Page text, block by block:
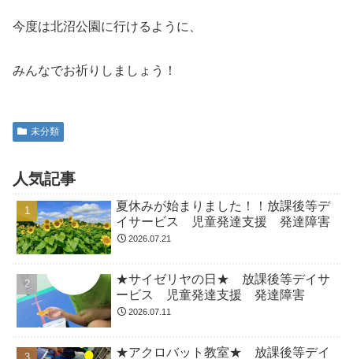
今度は北沼公園に行けるように、
みんなでお祈りしましょう！
未分類
人気記事
夏休みが始まりました！！放課後等デ
イサービス 児童発達支援 発達障害
2026.07.21
★サイゼリヤの日★ 放課後等デイサ
ービス 児童発達支援 発達障害
2026.07.11
★アクロバット教室★ 放課後等デイ